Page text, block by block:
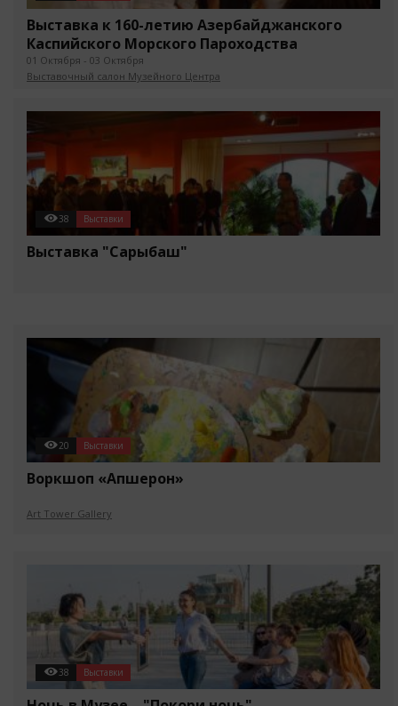
Выставка к 160-летию Азербайджанского
Каспийского Морского Пароходства
01 Октября - 03 Октября
Выставочный салон Музейного Центра
38 Выставки
Выставка "Сарыбаш"
20 Выставки
Воркшоп «Апшерон»
Art Tower Gallery
38 Выставки